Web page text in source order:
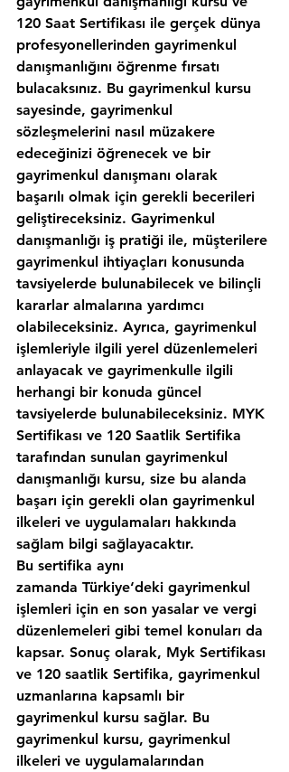
120 Saat Sertifikası ile gerçek dünya
profesyonellerinden gayrimenkul
danışmanlığını öğrenme fırsatı
bulacaksınız. Bu gayrimenkul kursu
sayesinde, gayrimenkul
sözleşmelerini nasıl müzakere
edeceğinizi öğrenecek ve bir
gayrimenkul danışmanı olarak
başarılı olmak için gerekli becerileri
geliştireceksiniz. Gayrimenkul
danışmanlığı iş pratiği ile, müşterilere
gayrimenkul ihtiyaçları konusunda
tavsiyelerde bulunabilecek ve bilinçli
kararlar almalarına yardımcı
olabileceksiniz. Ayrıca, gayrimenkul
işlemleriyle ilgili yerel düzenlemeleri
anlayacak ve gayrimenkulle ilgili
herhangi bir konuda güncel
tavsiyelerde bulunabileceksiniz. MYK
Sertifikası ve 120 Saatlik Sertifika
tarafından sunulan gayrimenkul
danışmanlığı kursu, size bu alanda
başarı için gerekli olan gayrimenkul
ilkeleri ve uygulamaları hakkında
sağlam bilgi sağlayacaktır.
Bu sertifika aynı
zamanda Türkiye‘deki gayrimenkul
işlemleri için en son yasalar ve vergi
düzenlemeleri gibi temel konuları da
kapsar. Sonuç olarak, Myk Sertifikası
ve 120 saatlik Sertifika, gayrimenkul
uzmanlarına kapsamlı bir
gayrimenkul kursu sağlar. Bu
gayrimenkul kursu, gayrimenkul
ilkeleri ve uygulamalarından